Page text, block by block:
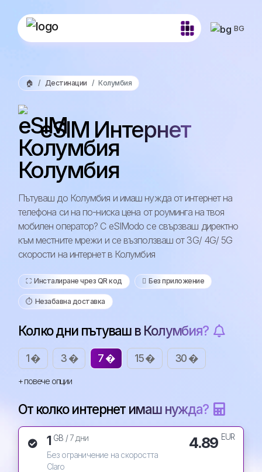
BG
🏠 Дестинации Колумбия
eSIM Интернет
Колумбия
Пътуваш до Колумбия и имаш нужда от интернет на
телефона си на по-ниска цена от роуминга на твоя
мобилен оператор? С eSIModo се свързваш директно
към местните мрежи и се възползваш от 3G/ 4G/ 5G
скорости на интернет в Колумбия
⛶️️ Инсталиране чрез QR код ️ Без приложение
⏱️️ Незабавна доставка
Колко дни пътуваш в Колумбия?
1 � 3 � 7 � 15 � 30 �
+ повече опции
От колко интернет имаш нужда?
1 GB /7 дни
Без ограничение на скоростта
Claro
4.89 EUR